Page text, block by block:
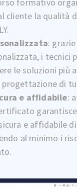
formativo
cliente la qualità
:
i tecnici
le soluzioni più
progettazione di
e affidabile:
garantisce
e affidabile
al minimo i